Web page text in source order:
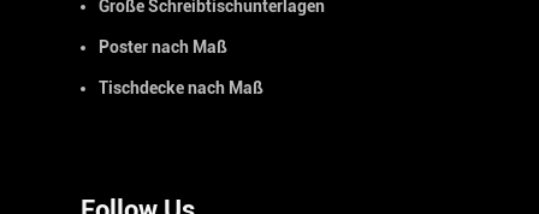
Große Schreibtischunterlagen
Poster nach Maß
Tischdecke nach Maß